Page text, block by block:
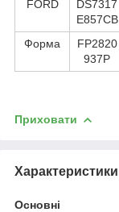
FORD
DS7317
E857CB
Форма
FP2820
937P
Приховати
Характеристики
Основні